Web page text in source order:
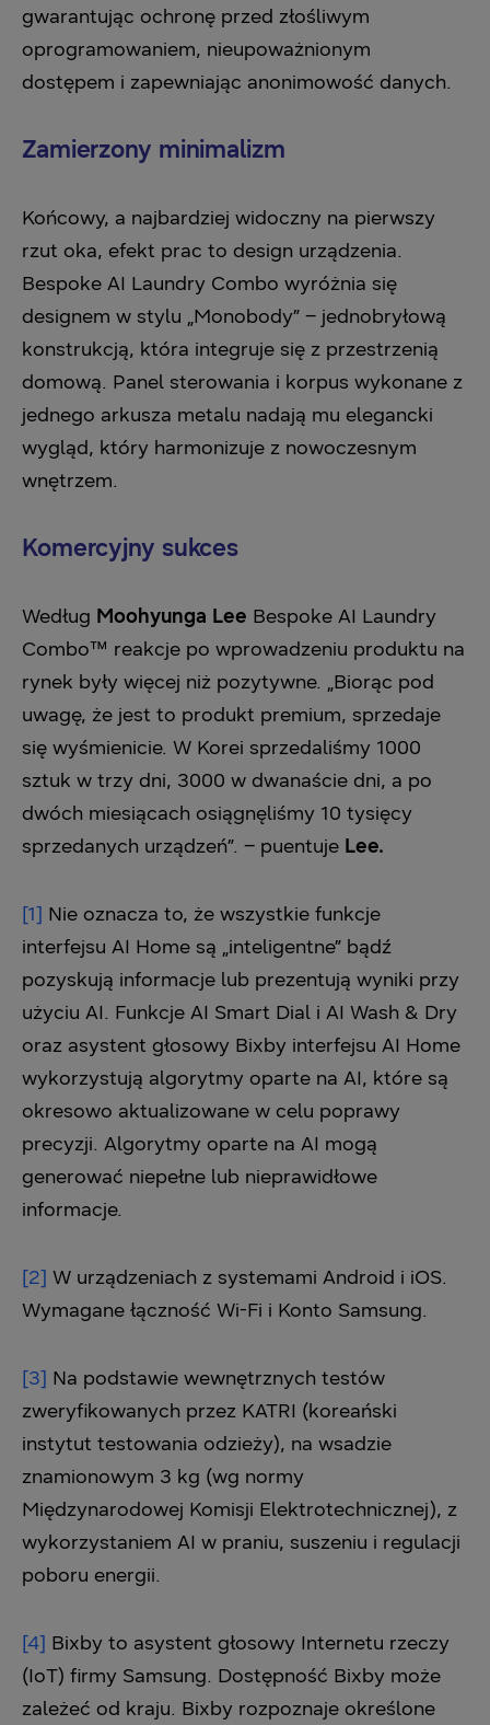
gwarantując ochronę przed złośliwym
oprogramowaniem, nieupoważnionym
dostępem i zapewniając anonimowość danych.
Zamierzony minimalizm
Końcowy, a najbardziej widoczny na pierwszy
rzut oka, efekt prac to design urządzenia.
Bespoke AI Laundry Combo wyróżnia się
designem w stylu „Monobody” – jednobryłową
konstrukcją, która integruje się z przestrzenią
domową. Panel sterowania i korpus wykonane z
jednego arkusza metalu nadają mu elegancki
wygląd, który harmonizuje z nowoczesnym
wnętrzem.
Komercyjny sukces
Według Moohyunga Lee Bespoke AI Laundry
Combo™ reakcje po wprowadzeniu produktu na
rynek były więcej niż pozytywne. „Biorąc pod
uwagę, że jest to produkt premium, sprzedaje
się wyśmienicie. W Korei sprzedaliśmy 1000
sztuk w trzy dni, 3000 w dwanaście dni, a po
dwóch miesiącach osiągnęliśmy 10 tysięcy
sprzedanych urządzeń”. – puentuje Lee.
[1] Nie oznacza to, że wszystkie funkcje
interfejsu AI Home są „inteligentne” bądź
pozyskują informacje lub prezentują wyniki przy
użyciu AI. Funkcje AI Smart Dial i AI Wash & Dry
oraz asystent głosowy Bixby interfejsu AI Home
wykorzystują algorytmy oparte na AI, które są
okresowo aktualizowane w celu poprawy
precyzji. Algorytmy oparte na AI mogą
generować niepełne lub nieprawidłowe
informacje.
[2] W urządzeniach z systemami Android i iOS.
Wymagane łączność Wi-Fi i Konto Samsung.
[3] Na podstawie wewnętrznych testów
zweryfikowanych przez KATRI (koreański
instytut testowania odzieży), na wsadzie
znamionowym 3 kg (wg normy
Międzynarodowej Komisji Elektrotechnicznej), z
wykorzystaniem AI w praniu, suszeniu i regulacji
poboru energii.
[4] Bixby to asystent głosowy Internetu rzeczy
(IoT) firmy Samsung. Dostępność Bixby może
zależeć od kraju. Bixby rozpoznaje określone